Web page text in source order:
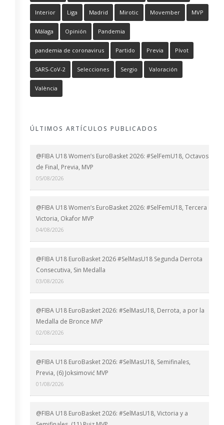
Interior Liga Madrid Mirotic Movember MVP
Málaga Opinión Pandemia
pandemia de coronavirus Partido Previa Pívot
SARS-CoV-2 Selecciones Sergio Valoración
València
ÚLTIMOS ARTÍCULOS PUBLICADOS
@FIBA U18 Women’s EuroBasket 2026: #SelFemU18, Octavos
de Final, Previa, MVP
05/08/2026
@FIBA U18 Women’s EuroBasket 2026: #SelFemU18, Tercera
Victoria, Okafor MVP
04/08/2026
@FIBA U18 EuroBasket 2026 #SelMasU18 Segunda Derrota
Consecutiva, Sin Medalla
03/08/2026
@FIBA U18 EuroBasket 2026: #SelMasU18, Derrota, a por la
Medalla de Bronce MVP
02/08/2026
@FIBA U18 EuroBasket 2026: #SelMasU18, Semifinales,
Previa, (6) Joksimović MVP
01/08/2026
@FIBA U18 EuroBasket 2026: #SelMasU18, Victoria y a